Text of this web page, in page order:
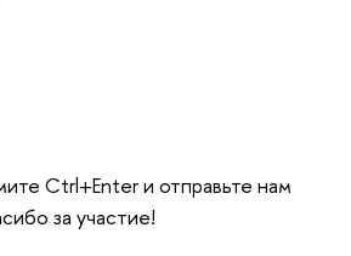
Ctrl+Enter и отправьте нам
за участие!